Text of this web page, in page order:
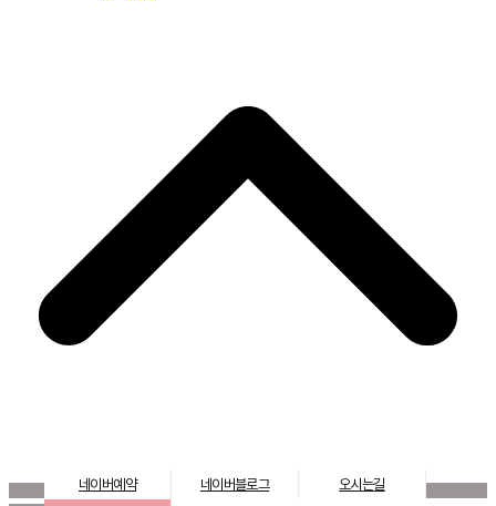
네이버예약 네이버블로그 오시는길